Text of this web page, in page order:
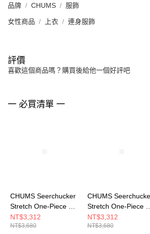
品牌 CHUMS 服飾
女性商品 上衣 連身服飾
評價
喜歡這個商品嗎？購買後給他一個好評吧
一 必買清單 一
CHUMS Seerchucker
Stretch One-Piece 女
短袖洋裝(附收納袋) 深
藍 CH181371N001
NT$3,312
NT$3,680
CHUMS
Stretch One-Piece 女
短袖洋裝(附收納袋)
色 CH181371K001
NT$3,312
NT$3,680